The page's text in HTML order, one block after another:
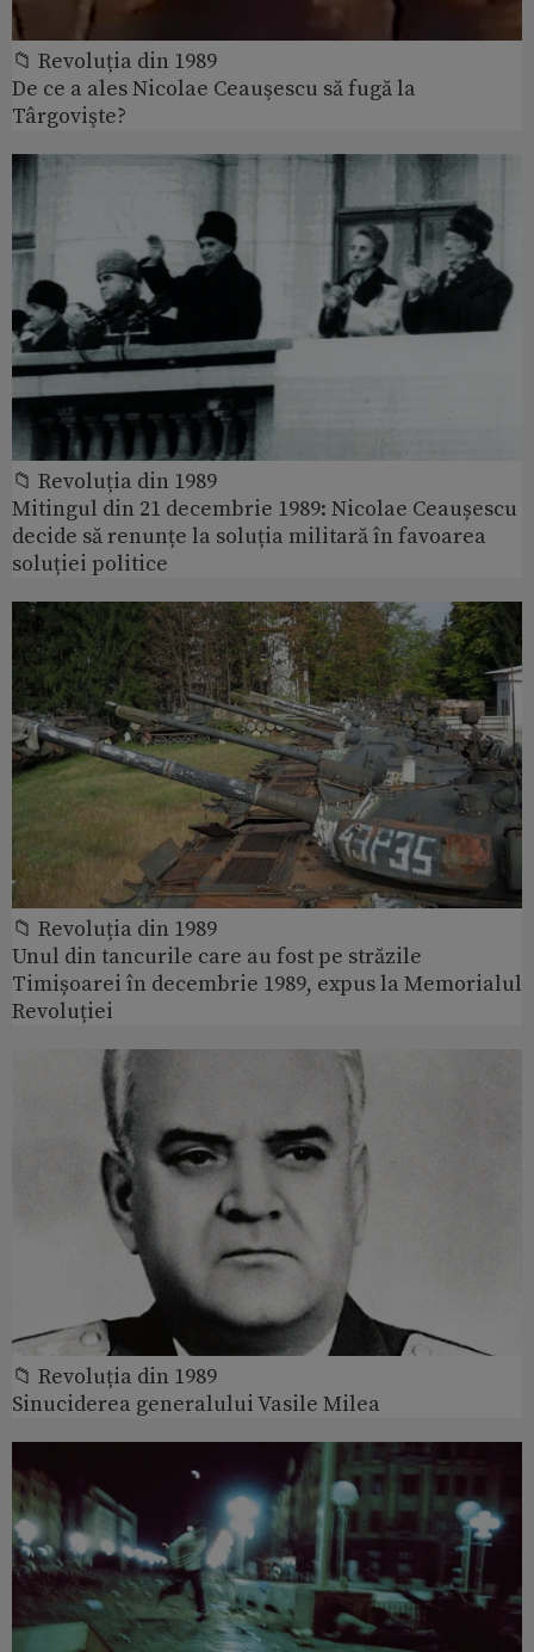
📁 Revoluția din 1989
De ce a ales Nicolae Ceauşescu să fugă la
Târgovişte?
📁 Revoluția din 1989
Mitingul din 21 decembrie 1989: Nicolae Ceaușescu
decide să renunțe la soluția militară în favoarea
soluției politice
📁 Revoluția din 1989
Unul din tancurile care au fost pe străzile
Timișoarei în decembrie 1989, expus la Memorialul
Revoluției
📁 Revoluția din 1989
Sinuciderea generalului Vasile Milea